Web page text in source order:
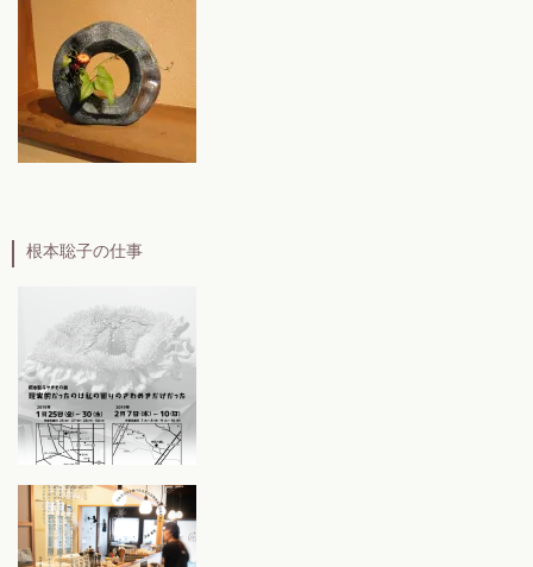
根本聡子の仕事